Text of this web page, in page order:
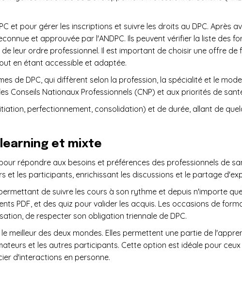
et pour gérer les inscriptions et suivre les droits au DPC. Après
et approuvée par l'ANDPC. Ils peuvent vérifier la liste des
leur ordre professionnel. Il est important de choisir une offre
en étant accessible et adaptée.
de DPC, qui diffèrent selon la profession, la spécialité et le
Nationaux Professionnels (CNP) et aux priorités de
perfectionnement, consolidation) et de durée, allant de
et mixte
répondre aux besoins et préférences des professionnels de
les participants, enrichissant les discussions et le partage
de suivre les cours à son rythme et depuis n'importe
PDF, et des quiz pour valider les acquis. Les occasions de
de respecter son obligation triennale de DPC.
meilleur des deux mondes. Elles permettent une partie de
et les autres participants. Cette option est idéale pour
d'interactions en personne.